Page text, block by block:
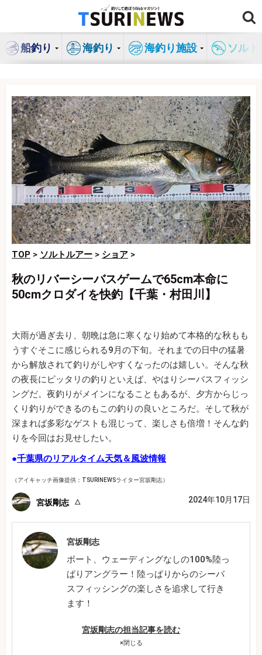
ン
船釣り 海釣り 海釣り施設 ソル
TOP > ソルトルアー > ショア >
秋のリバーシーバスゲームで65cm本命に
50cmクロダイを快釣【千葉・村田川】
大雨が過ぎ去り、朝晩は急に寒くなり始めて本格的な秋もも
うすぐそこに感じられる9月の下旬。それまでの日中の猛暑
から解放されて釣りがしやすくなったのは嬉しい。そんな秋
の夜長にピッタリの釣りといえば、やはりシーバスフィッシ
ングだ。夜釣りがメインになることもあるが、夕方からじっ
くり釣りができるのもこの釣りの良いところだ。そして秋が
深まれば多彩なゲストも混じって、楽しさも倍増！そんな釣
りを今回はお見せしたい。
●千葉県のリアルタイム天気＆風波情報
（アイキャッチ画像提供：TSURINEWSライター宮坂剛志）
宮坂剛志 2024年10月17日
宮坂剛志
ボート、ウェーディングなしの100%陸っ
ぱりアングラー！陸っぱりからのシーバ
スフィッシングの楽しさを追求して行き
ます！
宮坂剛志の担当記事を読む
×閉じる